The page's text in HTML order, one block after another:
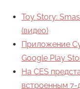
Toy Story:
(видео)
Приложение
Google Play
На CES
встроенным